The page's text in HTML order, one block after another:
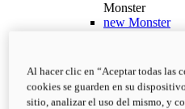
Monster
new Monster
PVP
Configurar
new Monster +
Al hacer clic en “Aceptar todas las
cookies se guarden en su
sitio, analizar el uso del mismo, y